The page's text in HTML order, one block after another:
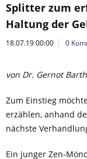
Splitter zum
Haltung der
18.07.19 00:00 0
von Dr. Gernot Barth
Zum Einstieg
erzählen, anhand
nächste
Ein junger Zen-